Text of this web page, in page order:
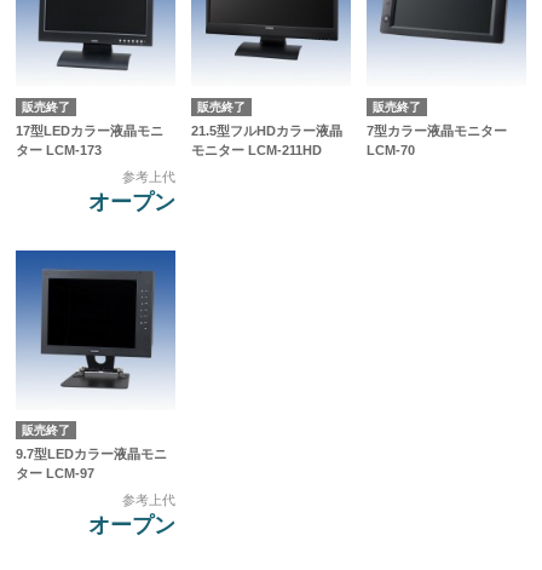
販売終了
17型LEDカラー液晶モニ
ター LCM-173
参考上代
オープン
販売終了
21.5型フルHDカラー液晶
モニター LCM-211HD
販売終了
7型カラー液晶モニター
LCM-70
販売終了
9.7型LEDカラー液晶モニ
ター LCM-97
参考上代
オープン